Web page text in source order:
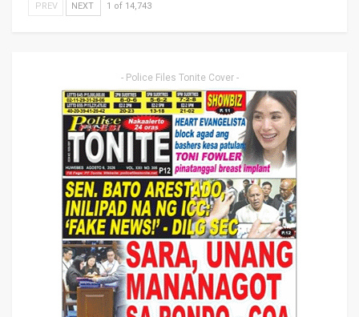
PREV NEXT 1 of 14,743
- Police Files Tonite Cover -